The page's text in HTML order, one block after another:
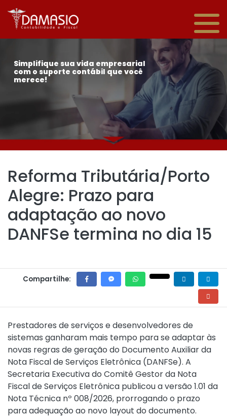
Simplifique sua vida empresarial
com o suporte contábil que você
merece!
Reforma Tributária/Porto
Alegre: Prazo para
adaptação ao novo
DANFSe termina no dia 15
Compartilhe:
Prestadores de serviços e desenvolvedores de
sistemas ganharam mais tempo para se adaptar às
novas regras de geração do Documento Auxiliar da
Nota Fiscal de Serviços Eletrônica (DANFSe). A
Secretaria Executiva do Comitê Gestor da Nota
Fiscal de Serviços Eletrônica publicou a versão 1.01 da
Nota Técnica nº 008/2026, prorrogando o prazo
para adequação ao novo layout do documento.